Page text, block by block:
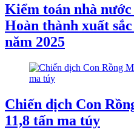
Kiểm toán nhà
Hoàn thành xuất
năm 2025
Chiến dịch Con
11,8 tấn ma túy